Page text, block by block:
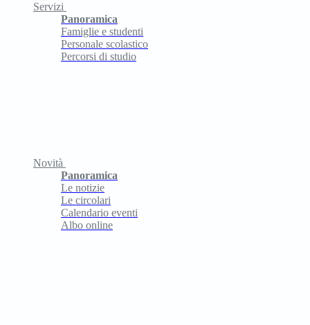
Servizi
Panoramica
Famiglie e studenti
Personale scolastico
Percorsi di studio
Novità
Panoramica
Le notizie
Le circolari
Calendario eventi
Albo online